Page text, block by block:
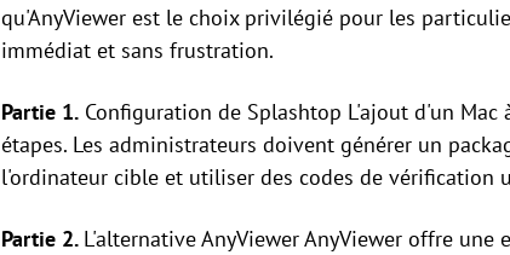
qu'AnyViewer est le choix privilégié pour les
immédiat et sans frustration.
Partie 1. Configuration de Splashtop L'ajout d'un
étapes. Les administrateurs doivent générer un
l'ordinateur cible et utiliser des codes de vérification
Partie 2. L'alternative AnyViewer AnyViewer offre